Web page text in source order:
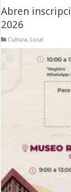
Abren
2026
Cultura, Local